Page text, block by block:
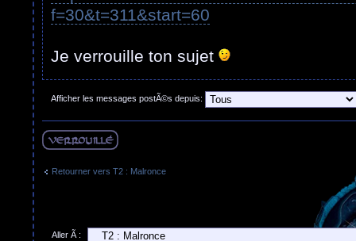
f=30&t=311&start=60
Je verrouille ton sujet
Afficher les messages postÃ©s depuis:
Retourner vers T2 : Malronce
Aller Ã :